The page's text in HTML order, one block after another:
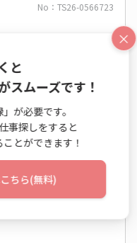
No：TS26-0566723
×
と
スムーズです！
が必要です。
事探しをすると
とができます！
ちら(無料)